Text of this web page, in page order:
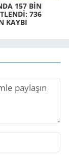
157 BİN
736
KAYBI